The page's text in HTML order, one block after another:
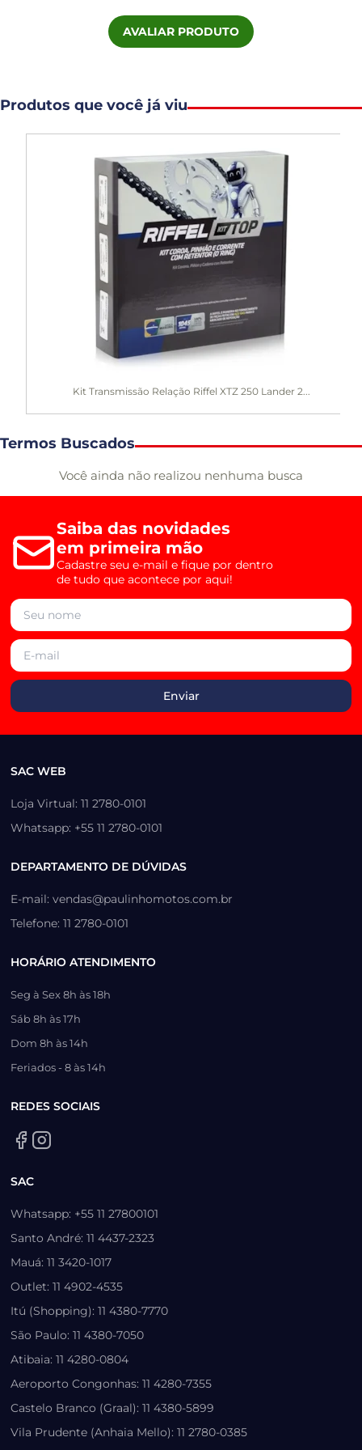
AVALIAR PRODUTO
Produtos que você já viu
Kit Transmissão Relação Riffel XTZ 250 Lander 2...
Termos Buscados
Você ainda não realizou nenhuma busca
Saiba das novidades
em primeira mão
Cadastre seu e-mail e fique por dentro
de tudo que acontece por aqui!
SAC WEB
Loja Virtual: 11 2780-0101
Whatsapp: +55 11 2780-0101
DEPARTAMENTO DE DÚVIDAS
E-mail: vendas@paulinhomotos.com.br
Telefone: 11 2780-0101
HORÁRIO ATENDIMENTO
Seg à Sex 8h às 18h
Sáb 8h às 17h
Dom 8h às 14h
Feriados - 8 às 14h
REDES SOCIAIS
SAC
Whatsapp: +55 11 27800101
Santo André: 11 4437-2323
Mauá: 11 3420-1017
Outlet: 11 4902-4535
Itú (Shopping): 11 4380-7770
São Paulo: 11 4380-7050
Atibaia: 11 4280-0804
Aeroporto Congonhas: 11 4280-7355
Castelo Branco (Graal): 11 4380-5899
Vila Prudente (Anhaia Mello): 11 2780-0385